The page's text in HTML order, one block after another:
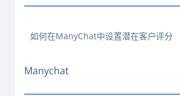
如何在ManyChat中设置潜在客户评分
Manychat